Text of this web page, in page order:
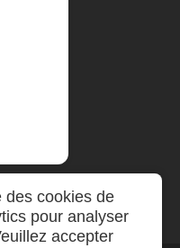
des cookies de
pour analyser
accepter